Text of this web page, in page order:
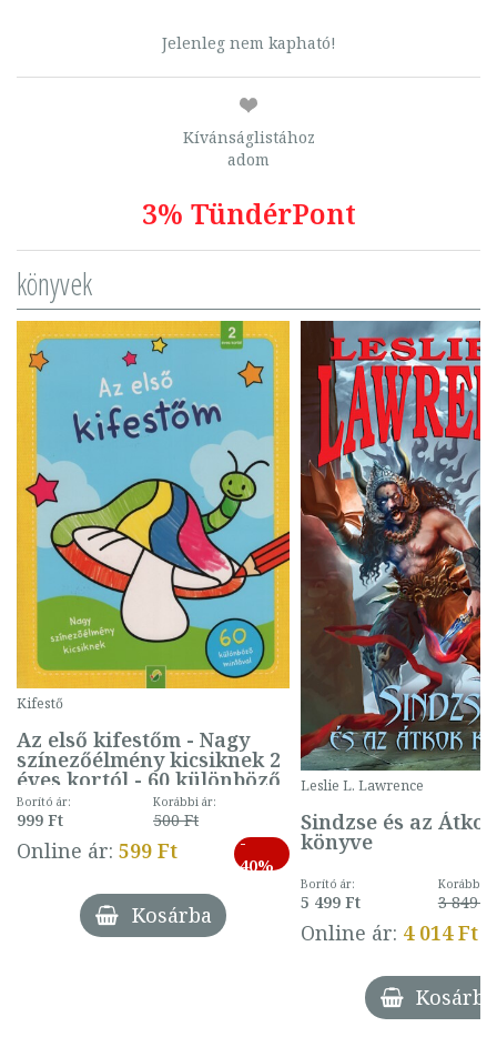
Jelenleg nem kapható!
Kívánságlistához
adom
3% TündérPont
könyvek
Kifestő
Az első kifestőm - Nagy
színezőélmény kicsiknek 2
éves kortól - 60 különböző
mintával (gombás)
Borító ár:
999 Ft
Korábbi ár:
500 Ft
Online ár: 599 Ft
-
40%
Kosárba
Leslie L. Lawrence
Sindzse és az Átkok
könyve
Borító ár:
5 499 Ft
Korábbi
3 849 Ft
Online ár: 4 014 Ft
Kosárba